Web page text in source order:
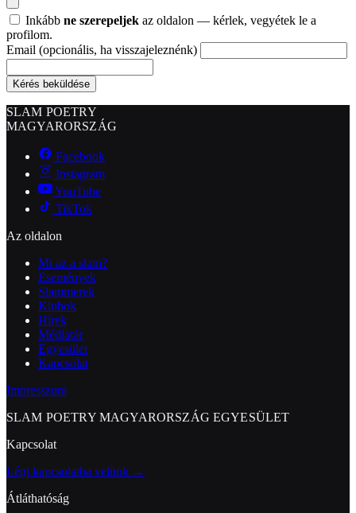
Inkább ne szerepeljek az oldalon — kérlek, vegyétek le a
profilom.
Email (opcionális, ha visszajeleznénk)
Kérés beküldése
SLAM POETRY
MAGYARORSZÁG
Facebook
Instagram
YouTube
TikTok
Az oldalon
Mi az a slam?
Események
Slammerek
Klubok
Hírek
Médiatár
Egyesület
Kapcsolat
Impresszum
SLAM POETRY MAGYARORSZÁG EGYESÜLET
Kapcsolat
Lépj kapcsolatba velünk →
Átláthatóság